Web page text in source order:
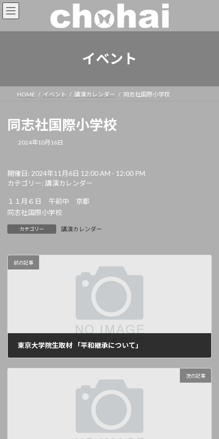
イベント
HOME イベント 講演カレンダー 同志社国際小学校
同志社国際小学校
2024年10月16日
開催日: 2024年11月6日 12:00 AM - 12:00 PM
カテゴリー: 講演カレンダー
１１月６日 午前中 京都
同志社国際小学校
カテゴリー 講演カレンダー
前の記事
東京大学院生取材 「平和継承について」
次の記事